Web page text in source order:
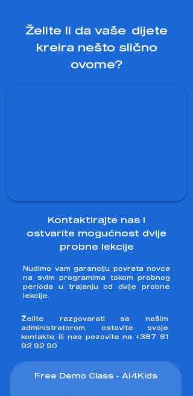
Želite li da vaše dijete
kreira nešto slično
ovome?
Kontaktirajte nas i
ostvarite mogućnost dvije
probne lekcije
Nudimo vam garanciju povrata novca
na svim programima tokom probnog
perioda u trajanju od dvije probne
lekcije.
Želite razgovarati sa našim
administratorom, ostavite svoje
kontakte ili nas pozovite na +387 61
92 92 90
Free Demo Class - AI4Kids